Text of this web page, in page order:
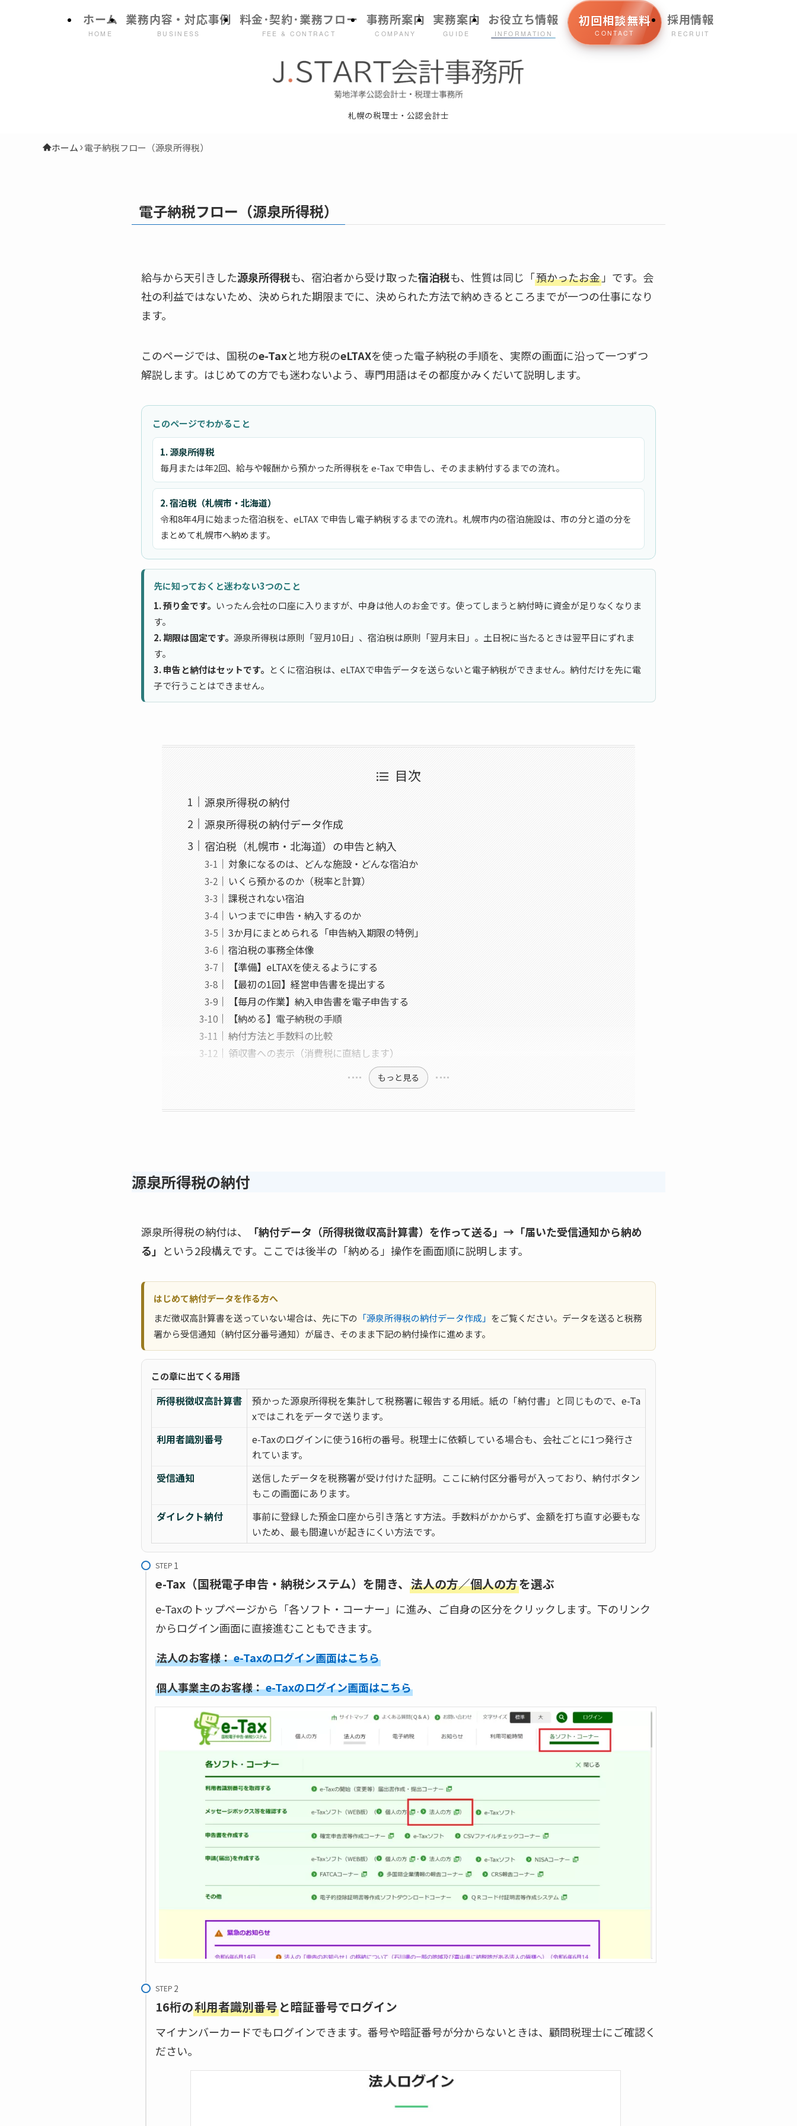
札幌の税理士・公認会計士
ホーム
HOME
業務内容・対応事例
BUSINESS
料金･契約･業務フロー
FEE & CONTRACT
事務所案内
COMPANY
実務案内
GUIDE
お役立ち情報
INFORMATION
初回相談無料
CONTACT
採用情報
RECRUIT
ホーム 電子納税フロー（源泉所得税）
電子納税フロー（源泉所得税）
給与から天引きした源泉所得税も、宿泊者から受け取った宿泊税も、性質は同じ「預かったお金 」です。会
社の利益ではないため、決められた期限までに、決められた方法で納めきるところまでが一つの仕事になり
ます。
このページでは、国税のe-Taxと地方税のeLTAXを使った電子納税の手順を、実際の画面に沿って一つずつ
解説します。はじめての方でも迷わないよう、専門用語はその都度かみくだいて説明します。
このページでわかること
1. 源泉所得税
毎月または年2回、給与や報酬から預かった所得税を e-Tax で申告し、そのまま納付するまでの流れ。
2. 宿泊税（札幌市・北海道）
令和8年4月に始まった宿泊税を、eLTAX で申告し電子納税するまでの流れ。札幌市内の宿泊施設は、市の分と道の分を
まとめて札幌市へ納めます。
先に知っておくと迷わない3つのこと
1. 預り金です。 いったん会社の口座に入りますが、中身は他人のお金です。使ってしまうと納付時に資金が足りなくなりま
す。
2. 期限は固定です。 源泉所得税は原則「翌月10日」、宿泊税は原則「翌月末日」。土日祝に当たるときは翌平日にずれま
す。
3. 申告と納付はセットです。 とくに宿泊税は、eLTAXで申告データを送らないと電子納税ができません。納付だけを先に電
子で行うことはできません。
目次
源泉所得税の納付
源泉所得税の納付データ作成
宿泊税（札幌市・北海道）の申告と納入
対象になるのは、どんな施設・どんな宿泊か
いくら預かるのか（税率と計算）
課税されない宿泊
いつまでに申告・納入するのか
3か月にまとめられる「申告納入期限の特例」
宿泊税の事務全体像
【準備】eLTAXを使えるようにする
【最初の1回】経営申告書を提出する
【毎月の作業】納入申告書を電子申告する
【納める】電子納税の手順
納付方法と手数料の比較
領収書への表示（消費税に直結します）
もっと見る
源泉所得税の納付
源泉所得税の納付は、
「納付データ（所得税徴収高計算書）を作って送る」→「届いた受信通知から納め
る」 という2段構えです。ここでは後半の「納める」操作を画面順に説明します。
はじめて納付データを作る方へ
まだ徴収高計算書を送っていない場合は、先に下の 「源泉所得税の納付データ作成」 をご覧ください。データを送ると税務
署から受信通知（納付区分番号通知）が届き、そのまま下記の納付操作に進めます。
この章に出てくる用語
所得税徴収高計算書
預かった源泉所得税を集計して税務署に報告する用紙。紙の「納付書」と同じもので、e-Ta
xではこれをデータで送ります。
利用者識別番号
e-Taxのログインに使う16桁の番号。税理士に依頼している場合も、会社ごとに1つ発行さ
れています。
受信通知
送信したデータを税務署が受け付けた証明。ここに納付区分番号が入っており、納付ボタン
もこの画面にあります。
ダイレクト納付
事前に登録した預金口座から引き落とす方法。手数料がかからず、金額を打ち直す必要もな
いため、最も間違いが起きにくい方法です。
STEP
e-Tax（国税電子申告・納税システム）を開き、 法人の方／個人の方を選ぶ
e-Taxのトップページから「各ソフト・コーナー」に進み、ご自身の区分をクリックします。下のリンク
からログイン画面に直接進むこともできます。
法人のお客様：e-Taxのログイン画面はこちら
個人事業主のお客様：e-Taxのログイン画面はこちら
STEP
16桁の利用者識別番号と暗証番号でログイン
マイナンバーカードでもログインできます。番号や暗証番号が分からないときは、顧問税理士にご確認く
ださい。